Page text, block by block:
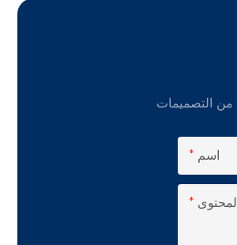
اسم
المحتوى